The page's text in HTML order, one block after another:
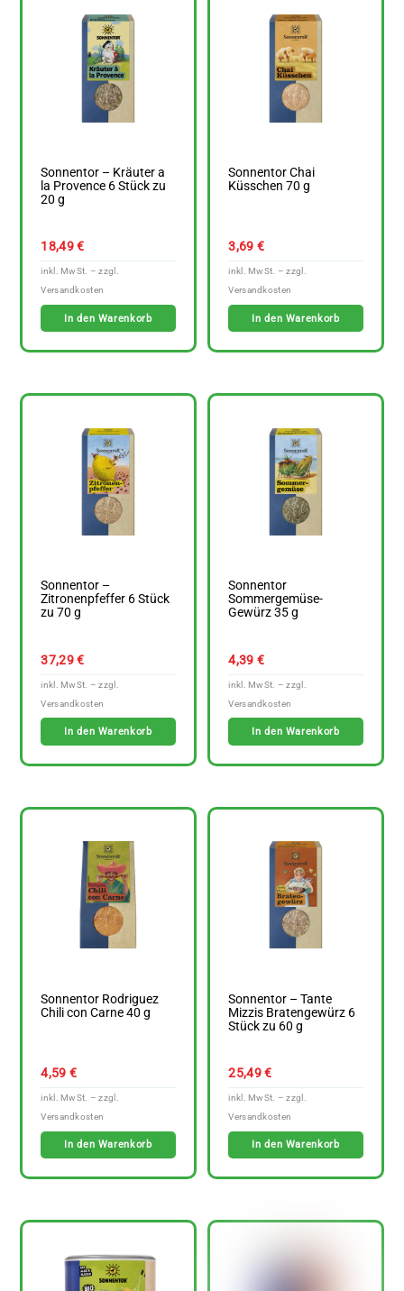
Sonnentor – Kräuter a
la Provence 6 Stück zu
20 g
18,49€
In den Warenkorb
Sonnentor Chai
Küsschen 70 g
3,69 €
In den Warenkorb
Sonnentor –
Zitronenpfeffer 6 Stück
zu 70 g
37,29€
In den Warenkorb
Sonnentor
Sommergemüse-
Gewürz 35 g
4,39 €
In den Warenkorb
Sonnentor Rodriguez
Chili con Carne 40 g
4,59 €
In den Warenkorb
Sonnentor – Tante
Mizzis Bratengewürz 6
Stück zu 60 g
25,49€
In den Warenkorb